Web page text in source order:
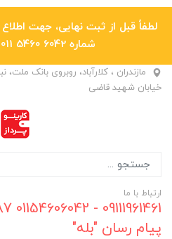
لطفاً قبل از ثبت نهایی، جهت
شماره 6042 5460 011 تماس بگیرید.
مازندران ، کلارآباد، روبروی بانک ملت،
خیابان شهید قاضی
ارتباط با ما
پیام رسان "بله"